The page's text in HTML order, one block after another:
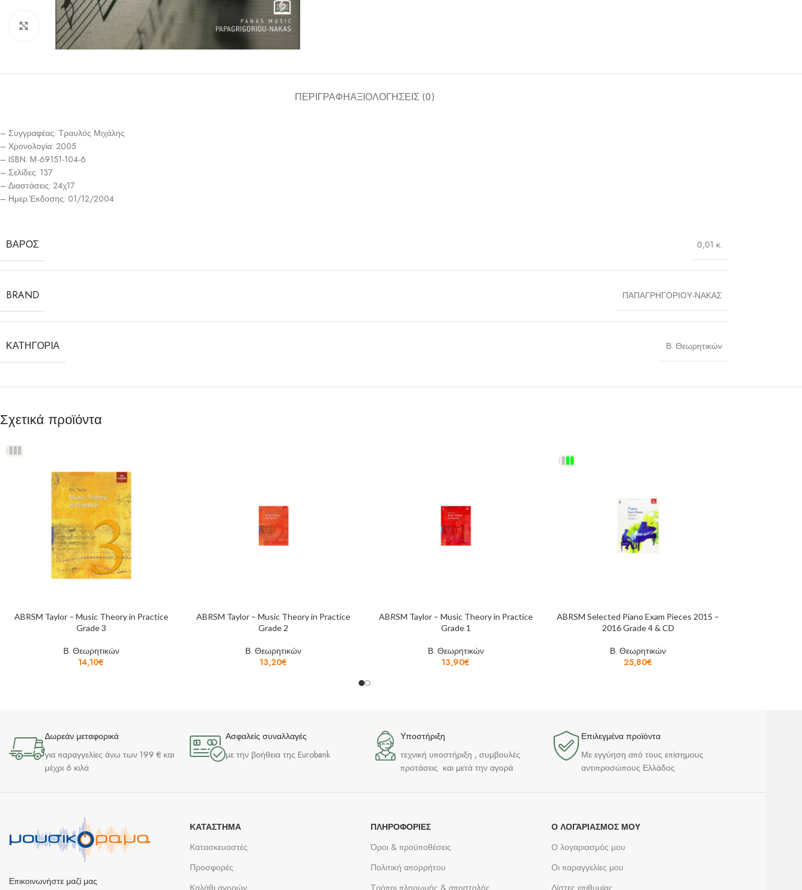
Click to enlarge
ΠΕΡΙΓΡΑΦΉΑΞΙΟΛΟΓΉΣΕΙΣ (0)
– Συγγραφέας: Τραυλός Μιχάλης
– Χρονολογία: 2005
– ISBN: Μ-69151-104-6
– Σελίδες: 137
– Διαστάσεις: 24χ17
– Ημερ.Έκδοσης: 01/12/2004
ΒΆΡΟΣ 0,01 κ.
BRAND ΠΑΠΑΓΡΗΓΟΡΙΟΥ-ΝΑΚΑΣ
ΚΑΤΗΓΟΡΊΑ Β. Θεωρητικών
Σχετικά προϊόντα
ABRSM Taylor – Music Theory in Practice
Grade 3
Β. Θεωρητικών
14,10€
ABRSM Taylor – Music Theory in Practice
Grade 2
Β. Θεωρητικών
13,20€
ABRSM Taylor – Music Theory in Practice
Grade 1
Β. Θεωρητικών
13,90€
ABRSM Selected Piano Exam Pieces 2015 –
2016 Grade 4 & CD
Β. Θεωρητικών
25,80€
Δωρεάν μεταφορικά
για παραγγελίες άνω των 199 € και
μέχρι 6 κιλά
Ασφαλείς συναλλαγές
με την βοήθεια της Eurobank
Υποστήριξη
τεχνική υποστήριξη , συμβουλές
προτάσεις και μετά την αγορά
Επιλεγμένα προϊόντα​
Με εγγύηση από τους επίσημους
αντιπροσώπους Ελλάδος
Επικοινωνήστε μαζί μας
ΚΑΤΆΣΤΗΜΑ
Κατασκευαστές
Προσφορές
ΠΛΗΡΟΦΟΡΊΕΣ
Όροι & προϋποθέσεις
Πολιτική απορρήτου
Ο ΛΟΓΑΡΙΑΣΜΌΣ ΜΟΥ
Ο λογαριασμός μου
Οι παραγγελίες μου